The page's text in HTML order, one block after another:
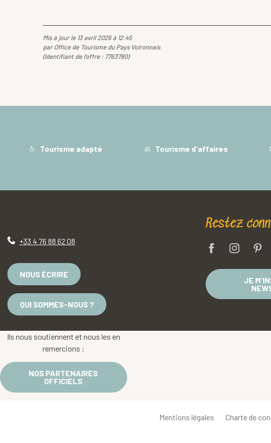
Mis à jour le 13 avril 2026 à 12:45
par Office de Tourisme du Pays Voironnais
(Identifiant de l'offre : 7763780)
Tourisme adapté Tourisme d'affaires
+33 4 76 88 62 08
NOUS ÉCRIRE
QUI SOMMES-NOUS ?
Restez
JE
Ils nous soutiennent et nous les en
remercions :
NOS PARTENAIRES
OFFICIELS
Mentions légales Charte de